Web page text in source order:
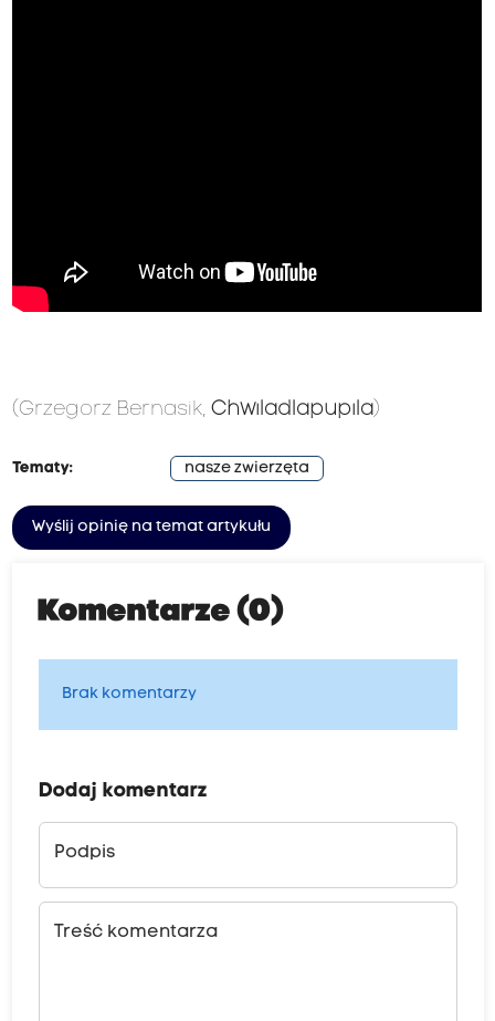
(Grzegorz Bernasik,Chwiladlapupila)
Tematy: nasze zwierzęta
Wyślij opinię na temat artykułu
Komentarze (0)
Brak komentarzy
Dodaj komentarz
Podpis
Treść komentarza